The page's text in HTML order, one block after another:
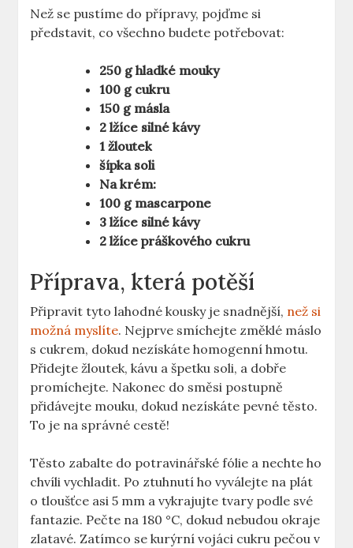
Než se pustíme do přípravy, pojďme si
představit, co všechno budete potřebovat:
250 g hladké mouky
100 g cukru
150 g másla
2 lžíce silné kávy
1 žloutek
šípka soli
Na krém:
100 g mascarpone
3 lžíce silné kávy
2 lžíce práškového cukru
Příprava, která potěší
Připravit tyto lahodné kousky je snadnější, než si
možná myslíte. Nejprve smíchejte změklé máslo
s cukrem, dokud nezískáte homogenní hmotu.
Přidejte žloutek, kávu a špetku soli, a dobře
promíchejte. Nakonec do směsi postupně
přidávejte mouku, dokud nezískáte pevné těsto.
To je na správné cestě!
Těsto zabalte do potravinářské fólie a nechte ho
chvíli vychladit. Po ztuhnutí ho vyválejte na plát
o tloušťce asi 5 mm a vykrajujte tvary podle své
fantazie. Pečte na 180 °C, dokud nebudou okraje
zlatavé. Zatímco se kurýrní vojáci cukru pečou v